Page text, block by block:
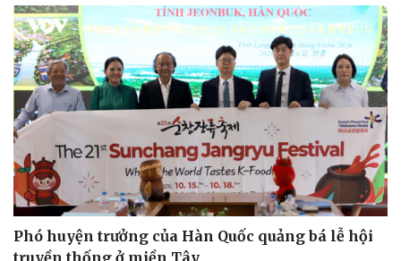
Sức khỏe
Dinh dưỡng - món ngon
Cây thuốc
Sản phụ khoa
Nhi khoa
Nam khoa
Làm đẹp - giảm cân
Đời sống
Nhà đẹp
Blog
Tình yêu - Gia đình
Phó huyện trưởng của Hàn Quốc quảng bá lễ hội
truyền thống ở miền Tây